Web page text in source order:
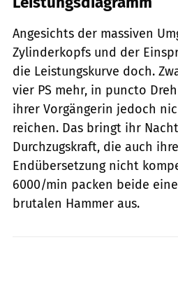
Angesichts der massiven
Zylinderkopfs und der
die Leistungskurve doch.
vier PS mehr, in puncto
ihrer Vorgängerin jedoch
reichen. Das bringt ihr
Durchzugskraft, die auch
Endübersetzung nicht
6000/min packen beide
brutalen Hammer aus.